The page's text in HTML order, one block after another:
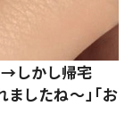
しかし帰宅
したね～」「お